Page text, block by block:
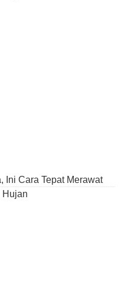
Ini Cara Tepat Merawat
Hujan